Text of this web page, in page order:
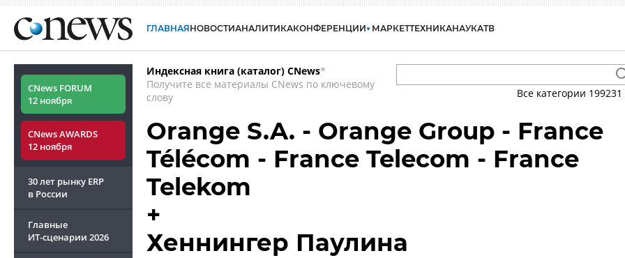
ГЛАВНАЯНОВОСТИАНАЛИТИКАКОНФЕРЕНЦИИ МАРКЕТТЕХНИКАНАУКАТВ
CNews FORUM
12 ноября
CNews AWARDS
12 ноября
30 лет рынку ERP
в России
Главные
ИТ-сценарии 2026
Индексная книга (каталог) CNews*
Получите все материалы CNews по ключевому
слову
Все категории 199231
Orange S.A. - Orange Group - France
Télécom - France Telecom - France
Telekom
+
Хеннингер Паулина